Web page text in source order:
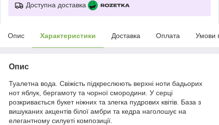
Доступна доставка
Опис Характеристики Доставка Оплата Умови
Опис
Туалетна вода. Свіжість підкреслюють верхні ноти бадьорих
нот яблук, бергамоту та чорної смородини. У серці
розкривається букет ніжних та злегка пудрових квітів. База з
вишуканих акцентів білої амбри та кедра наголошує на
елегантному силуеті композиції.